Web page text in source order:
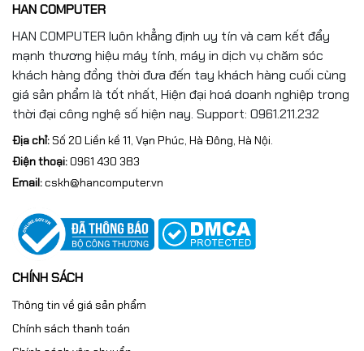
Kích thước
Trọng lượng 1,66 Kg
Màu sắc Black
Chất liệu Carbon Fiber
Bảo hành Bảo hành 3 năm
HAN COMPUTER
HAN COMPUTER luôn khẳng định uy tín và cam kết đẩy
mạnh thương hiệu máy tính, máy in dịch vụ chăm sóc
khách hàng đồng thời đưa đến tay khách hàng cuối cùng
giá sản phẩm là tốt nhất, Hiện đại hoá doanh nghiệp trong
thời đại công nghệ số hiện nay. Support: 0961.211.232
Địa chỉ:Số 20 Liền kề 11, Vạn Phúc, Hà Đông, Hà Nội.
Điện thoại:0961 430 383
Email:cskh@hancomputer.vn
CHÍNH SÁCH
Thông tin về giá sản phẩm
Chính sách thanh toán